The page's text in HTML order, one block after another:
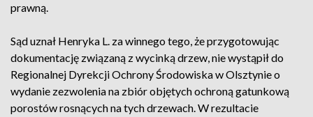
prawną.
Sąd uznał Henryka L. za winnego tego, że przygotowując
dokumentację związaną z wycinką drzew, nie wystąpił do
Regionalnej Dyrekcji Ochrony Środowiska w Olsztynie o
wydanie zezwolenia na zbiór objętych ochroną gatunkową
porostów rosnących na tych drzewach. W rezultacie